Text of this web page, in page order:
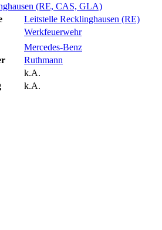
(RE, CAS, GLA)
Leitstelle Recklinghausen (RE)
Werkfeuerwehr
Mercedes-Benz
Ruthmann
k.A.
k.A.